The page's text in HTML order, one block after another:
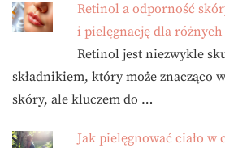
Retinol a odporność
i pielęgnację dla
Retinol jest niezwykle
składnikiem, który może znacząco
skóry, ale kluczem do …
Jak pielęgnować ciało w